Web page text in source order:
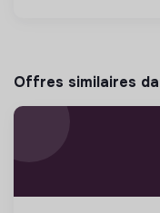
Offres similaires